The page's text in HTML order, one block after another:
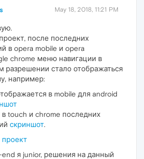
May 18, 2018, 11:21 PM
после последних
в opera mobile и opera
chrome меню навигации в
разрешении стало отображаться
например:
в mobile для android
в touch и chrome последних
скриншот.
я junior, решения на данный